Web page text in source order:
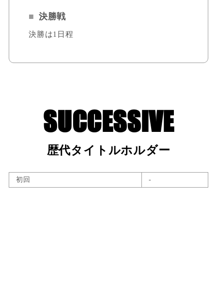
決勝戦
決勝は1日程
歴代タイトルホルダー
初回 -